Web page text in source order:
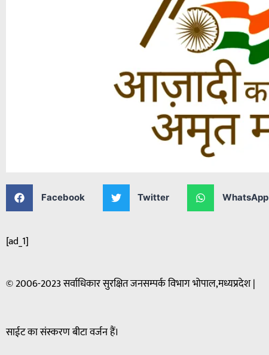
Facebook Twitter WhatsApp
[ad_1]
© 2006-2023 सर्वाधिकार सुरक्षित जनसम्पर्क विभाग भोपाल,मध्यप्रदेश |
साईट का संस्करण बीटा वर्जन हैं।